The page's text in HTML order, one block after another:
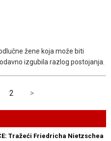
žene koja može biti
izgubila razlog postojanja.
2 >
Tražeći Friedricha Nietzschea